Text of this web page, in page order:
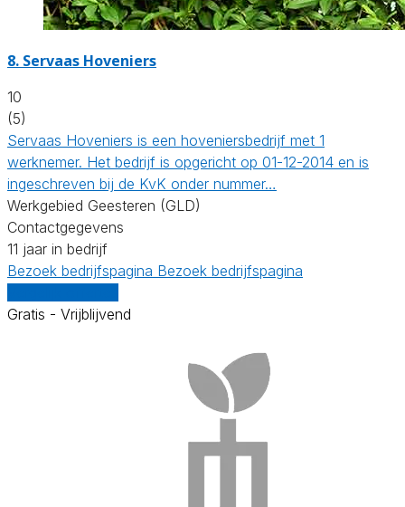
8. Servaas Hoveniers
10
(5)
Servaas Hoveniers is een hoveniersbedrijf met 1
werknemer. Het bedrijf is opgericht op 01-12-2014 en is
ingeschreven bij de KvK onder nummer…
Werkgebied Geesteren (GLD)
Contactgegevens
11 jaar in bedrijf
Bezoek bedrijfspagina Bezoek bedrijfspagina
Gratis - Vrijblijvend